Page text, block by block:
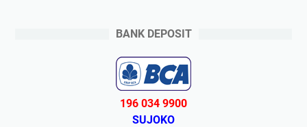
BANK DEPOSIT
196 034 9900
SUJOKO